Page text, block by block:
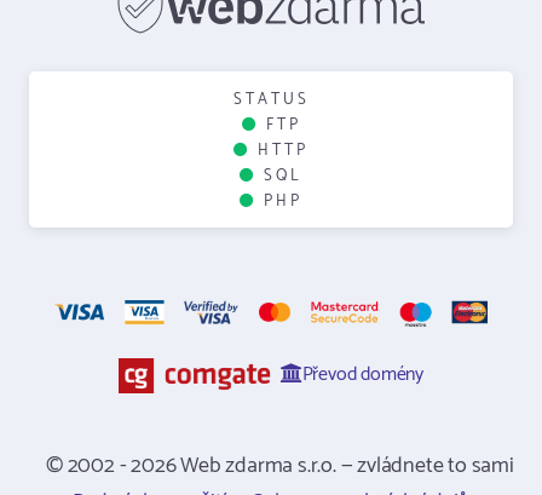
STATUS
FTP
HTTP
SQL
PHP
Převod domény
© 2002 - 2026 Web zdarma s.r.o. — zvládnete to sami